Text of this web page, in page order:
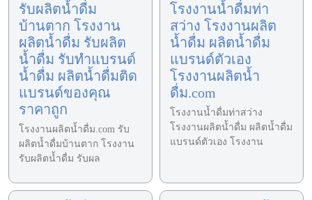
รับผลิตน้ำดื่ม
บ้านตาก โรงงาน
ผลิตน้ำดื่ม รับผลิต
น้ำดื่ม รับทำแบรนด์
น้ำดื่ม ผลิตน้ำดื่มติด
แบรนด์ของคุณ
ราคาถูก
โรงงานผลิตน้ำดื่ม.com รับ
ผลิตน้ำดื่มบ้านตาก โรงงาน
รับผลิตน้ำดื่ม รับผล
โรงงานน้ำดื่มท่า
สว่าง โรงงานผลิต
น้ำดื่ม ผลิตน้ำดื่ม
แบรนด์ตัวเอง
โรงงานผลิตน้ำ
ดื่ม.com
โรงงานน้ำดื่มท่าสว่าง
โรงงานผลิตน้ำดื่ม ผลิตน้ำดื่ม
แบรนด์ตัวเอง โรงงาน